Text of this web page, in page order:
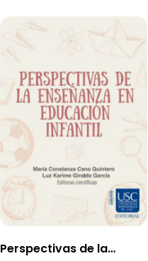
Perspectivas de la